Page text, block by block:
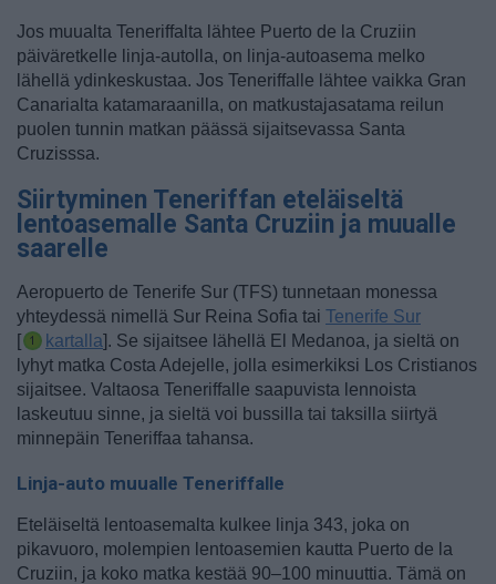
Jos muualta Teneriffalta lähtee Puerto de la Cruziin
päiväretkelle linja-autolla, on linja-autoasema melko
lähellä ydinkeskustaa. Jos Teneriffalle lähtee vaikka Gran
Canarialta katamaraanilla, on matkustajasatama reilun
puolen tunnin matkan päässä sijaitsevassa Santa
Cruzisssa.
Siirtyminen Teneriffan eteläiseltä
lentoasemalle Santa Cruziin ja muualle
saarelle
Aeropuerto de Tenerife Sur (TFS) tunnetaan monessa
yhteydessä nimellä Sur Reina Sofia tai Tenerife Sur
[
kartalla]. Se sijaitsee lähellä El Medanoa, ja sieltä on
lyhyt matka Costa Adejelle, jolla esimerkiksi Los Cristianos
sijaitsee. Valtaosa Teneriffalle saapuvista lennoista
laskeutuu sinne, ja sieltä voi bussilla tai taksilla siirtyä
minnepäin Teneriffaa tahansa.
Linja-auto muualle Teneriffalle
Eteläiseltä lentoasemalta kulkee linja 343, joka on
pikavuoro, molempien lentoasemien kautta Puerto de la
Cruziin, ja koko matka kestää 90–100 minuuttia. Tämä on